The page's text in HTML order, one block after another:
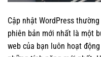
Cập nhật WordPress
phiên bản mới nhất là một
web của bạn luôn hoạt